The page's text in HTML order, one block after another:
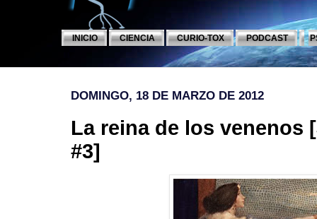
INICIO CIENCIA CURIO-TOX PODCAST
DOMINGO, 18 DE MARZO DE 2012
La reina de los venenos
#3]